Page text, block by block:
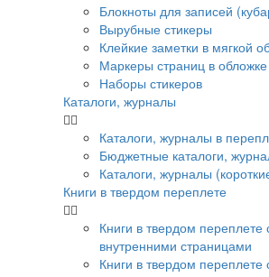
Блокноты для записей
Вырубные стикеры
Клейкие заметки в мягкой
Маркеры страниц в обложке
Наборы стикеров
Каталоги, журналы
Каталоги, журналы в
Бюджетные каталоги,
Каталоги, журналы
Книги в твердом переплете
Книги в твердом переплете
внутренними страницами
Книги в твердом